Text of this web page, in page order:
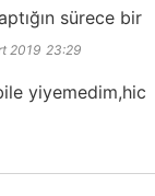
sürece bir
2019 23:29
yiyemedim,hic